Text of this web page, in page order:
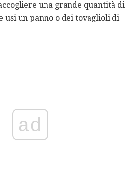
una grande quantità di
usi un panno o dei tovaglioli di
ad